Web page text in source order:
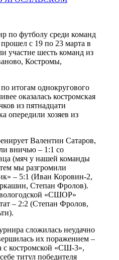
по футболу среди команд
с 19 по 23 марта в
участие шесть команд из
Костромы,
итогам однокругового
оказалась костромская
из пятнадцати
опередили хозяев из
Валентин Сатаров,
вничью – 1:1 со
(мяч у нашей команды
мы разгромили
– 5:1 (Иван Коровин-2,
Степан Фролов).
«СШОР»
– 2:2 (Степан Фролов,
сложилась неудачно
их поражением –
с костромской «СШ-3»,
титул победителя